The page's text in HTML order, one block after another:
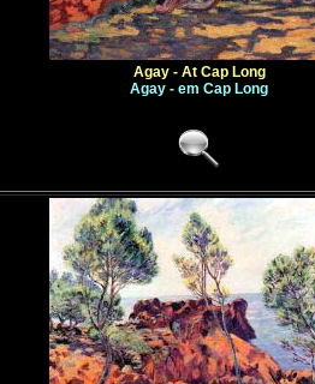
Agay - At Cap Long
Agay - em Cap Long